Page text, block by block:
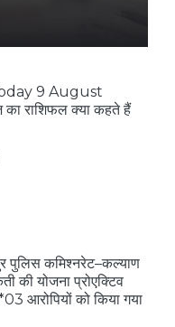
9 August
राशिफल क्या कहते हैं
पुलिस कमिश्नरेट–कल्याण
की योजना प्रोएक्टिव
आरोपियों को किया गया